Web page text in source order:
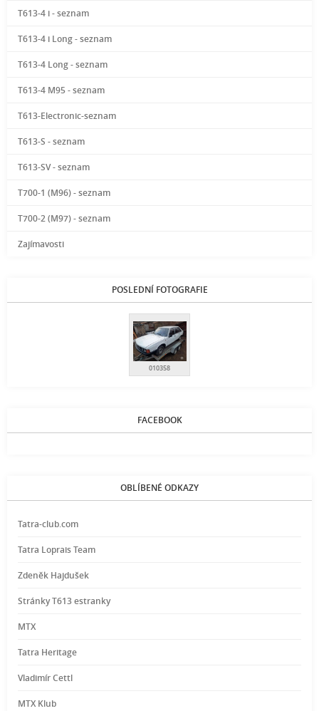
T613-4 i - seznam
T613-4 i Long - seznam
T613-4 Long - seznam
T613-4 M95 - seznam
T613-Electronic-seznam
T613-S - seznam
T613-SV - seznam
T700-1 (M96) - seznam
T700-2 (M97) - seznam
Zajímavosti
POSLEDNÍ FOTOGRAFIE
010358
FACEBOOK
OBLÍBENÉ ODKAZY
Tatra-club.com
Tatra Loprais Team
Zdeněk Hajdušek
Stránky T613 estranky
MTX
Tatra Heritage
Vladimír Cettl
MTX Klub